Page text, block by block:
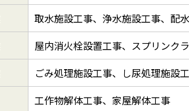
取水施設工事、浄水施設工事、配
屋内消火栓設置工事、スプリンク
ごみ処理施設工事、し尿処理施設
工作物解体工事、家屋解体工事